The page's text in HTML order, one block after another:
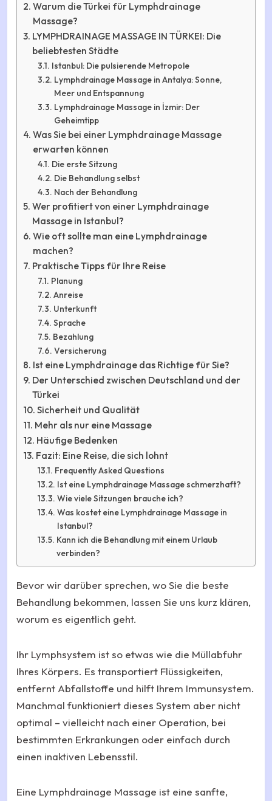
Warum die Türkei für Lymphdrainage
Massage?
LYMPHDRAINAGE MASSAGE IN TÜRKEI: Die
beliebtesten Städte
Istanbul: Die pulsierende Metropole
Lymphdrainage Massage in Antalya: Sonne,
Meer und Entspannung
Lymphdrainage Massage in İzmir: Der
Geheimtipp
Was Sie bei einer Lymphdrainage Massage
erwarten können
Die erste Sitzung
Die Behandlung selbst
Nach der Behandlung
Wer profitiert von einer Lymphdrainage
Massage in Istanbul?
Wie oft sollte man eine Lymphdrainage
machen?
Praktische Tipps für Ihre Reise
Planung
Anreise
Unterkunft
Sprache
Bezahlung
Versicherung
Ist eine Lymphdrainage das Richtige für Sie?
Der Unterschied zwischen Deutschland und der
Türkei
Sicherheit und Qualität
Mehr als nur eine Massage
Häufige Bedenken
Fazit: Eine Reise, die sich lohnt
Frequently Asked Questions
Ist eine Lymphdrainage Massage schmerzhaft?
Wie viele Sitzungen brauche ich?
Was kostet eine Lymphdrainage Massage in
Istanbul?
Kann ich die Behandlung mit einem Urlaub
verbinden?
Bevor wir darüber sprechen, wo Sie die beste
Behandlung bekommen, lassen Sie uns kurz klären,
worum es eigentlich geht.
Ihr Lymphsystem ist so etwas wie die Müllabfuhr
Ihres Körpers. Es transportiert Flüssigkeiten,
entfernt Abfallstoffe und hilft Ihrem Immunsystem.
Manchmal funktioniert dieses System aber nicht
optimal – vielleicht nach einer Operation, bei
bestimmten Erkrankungen oder einfach durch
einen inaktiven Lebensstil.
Eine Lymphdrainage Massage ist eine sanfte,